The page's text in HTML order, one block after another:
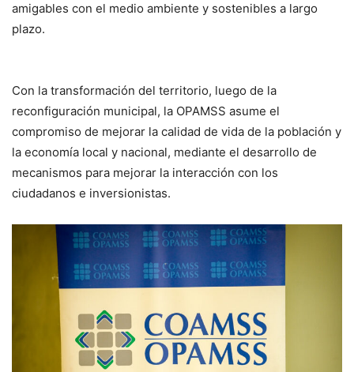
amigables con el medio ambiente y sostenibles a largo
plazo.
Con la transformación del territorio, luego de la
reconfiguración municipal, la OPAMSS asume el
compromiso de mejorar la calidad de vida de la población y
la economía local y nacional, mediante el desarrollo de
mecanismos para mejorar la interacción con los
ciudadanos e inversionistas.